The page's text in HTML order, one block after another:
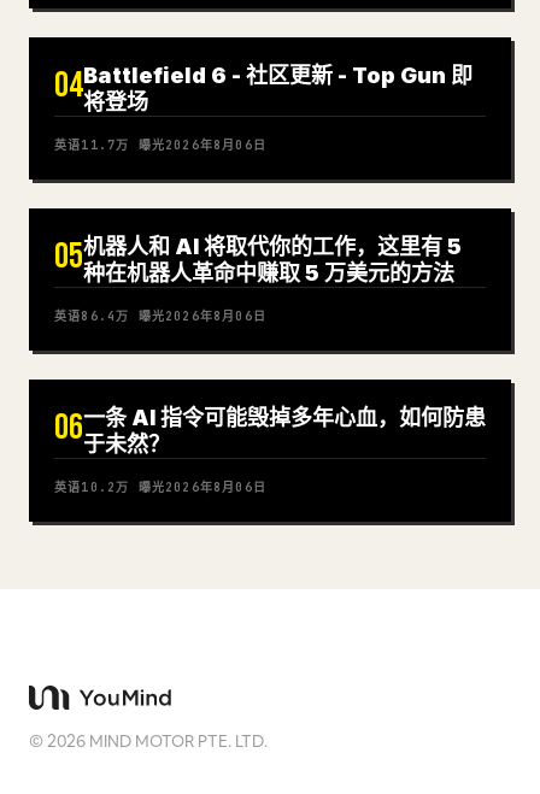
04Battlefield 6 - 社区更新 - Top Gun 即
将登场
英语11.7万 曝光2026年8月06日
05机器人和 AI 将取代你的工作，这里有 5
种在机器人革命中赚取 5 万美元的方法
英语86.4万 曝光2026年8月06日
06一条 AI 指令可能毁掉多年心血，如何防患
于未然？
英语10.2万 曝光2026年8月06日
©2026 MIND MOTOR PTE. LTD.